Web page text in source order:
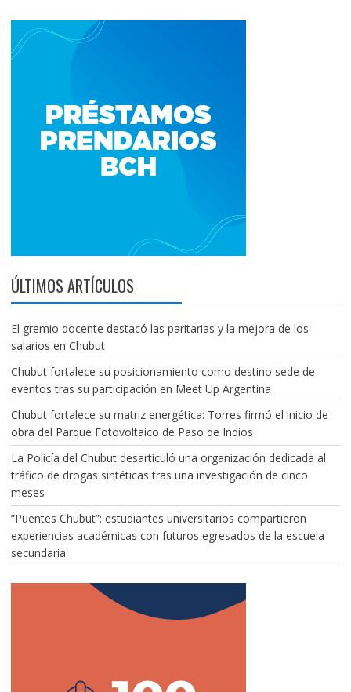
ÚLTIMOS ARTÍCULOS
El gremio docente destacó las paritarias y la mejora de los
salarios en Chubut
Chubut fortalece su posicionamiento como destino sede de
eventos tras su participación en Meet Up Argentina
Chubut fortalece su matriz energética: Torres firmó el inicio de
obra del Parque Fotovoltaico de Paso de Indios
La Policía del Chubut desarticuló una organización dedicada al
tráfico de drogas sintéticas tras una investigación de cinco
meses
“Puentes Chubut”: estudiantes universitarios compartieron
experiencias académicas con futuros egresados de la escuela
secundaria